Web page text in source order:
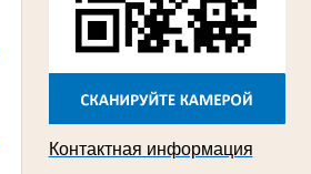
Лыкова Анна Захаровна
Судья Губкинского городского народного
суда
в период с 1960 по 1980 гг.
Контактная информация